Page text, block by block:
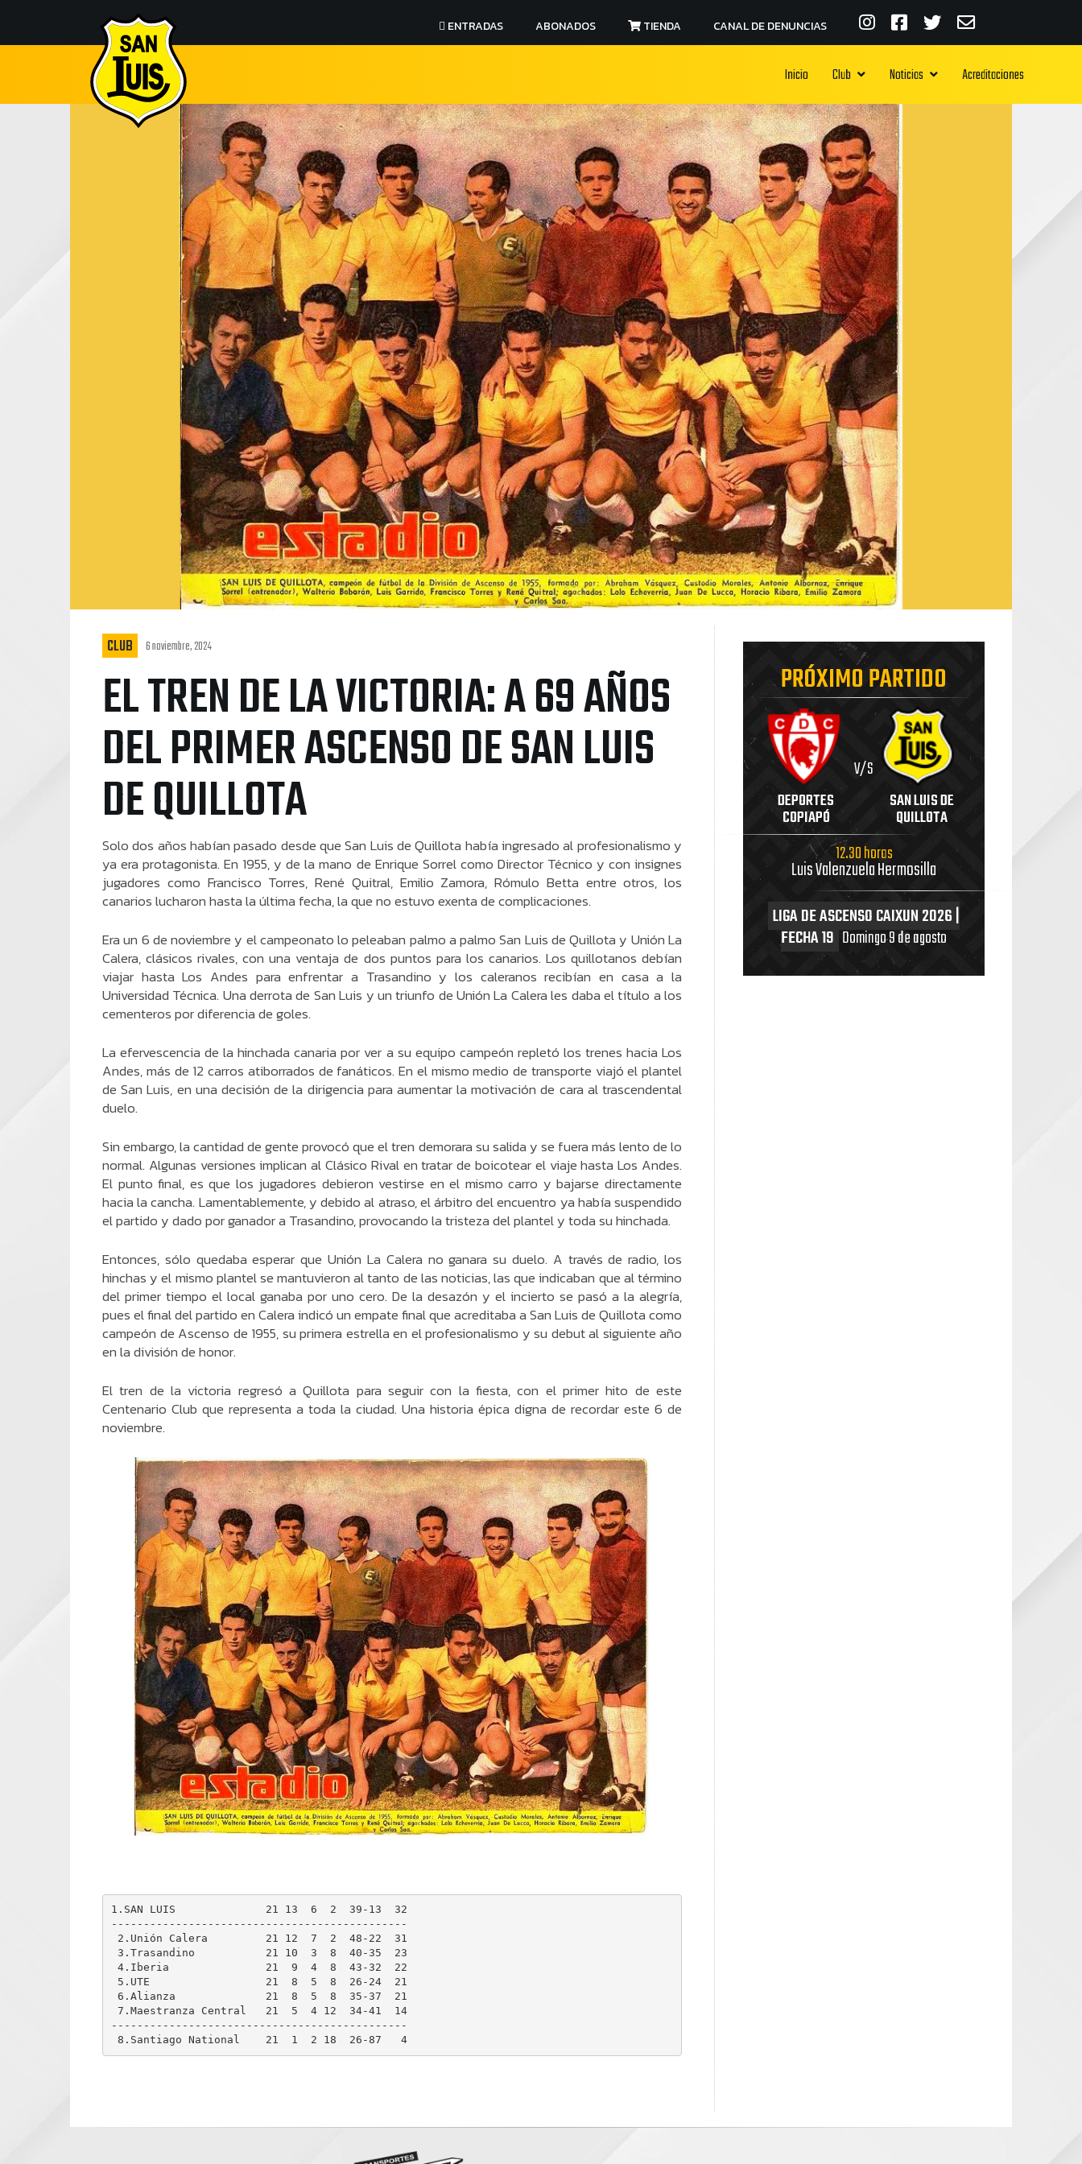
ENTRADAS ABONADOS TIENDA CANAL DE DENUNCIAS
Inicio Club Noticias Acreditaciones
CLUB 6 noviembre, 2024
EL TREN DE LA VICTORIA: A 69 AÑOS
DEL PRIMER ASCENSO DE SAN LUIS
DE QUILLOTA
Solo dos años habían pasado desde que San Luis de Quillota había ingresado al profesionalismo y
ya era protagonista. En 1955, y de la mano de Enrique Sorrel como Director Técnico y con insignes
jugadores como Francisco Torres, René Quitral, Emilio Zamora, Rómulo Betta entre otros, los
canarios lucharon hasta la última fecha, la que no estuvo exenta de complicaciones.
Era un 6 de noviembre y el campeonato lo peleaban palmo a palmo San Luis de Quillota y Unión La
Calera, clásicos rivales, con una ventaja de dos puntos para los canarios. Los quillotanos debían
viajar hasta Los Andes para enfrentar a Trasandino y los caleranos recibían en casa a la
Universidad Técnica. Una derrota de San Luis y un triunfo de Unión La Calera les daba el título a los
cementeros por diferencia de goles.
La efervescencia de la hinchada canaria por ver a su equipo campeón repletó los trenes hacia Los
Andes, más de 12 carros atiborrados de fanáticos. En el mismo medio de transporte viajó el plantel
de San Luis, en una decisión de la dirigencia para aumentar la motivación de cara al trascendental
duelo.
Sin embargo, la cantidad de gente provocó que el tren demorara su salida y se fuera más lento de lo
normal. Algunas versiones implican al Clásico Rival en tratar de boicotear el viaje hasta Los Andes.
El punto final, es que los jugadores debieron vestirse en el mismo carro y bajarse directamente
hacia la cancha. Lamentablemente, y debido al atraso, el árbitro del encuentro ya había suspendido
el partido y dado por ganador a Trasandino, provocando la tristeza del plantel y toda su hinchada.
Entonces, sólo quedaba esperar que Unión La Calera no ganara su duelo. A través de radio, los
hinchas y el mismo plantel se mantuvieron al tanto de las noticias, las que indicaban que al término
del primer tiempo el local ganaba por uno cero. De la desazón y el incierto se pasó a la alegría,
pues el final del partido en Calera indicó un empate final que acreditaba a San Luis de Quillota como
campeón de Ascenso de 1955, su primera estrella en el profesionalismo y su debut al siguiente año
en la división de honor.
El tren de la victoria regresó a Quillota para seguir con la fiesta, con el primer hito de este
Centenario Club que representa a toda la ciudad. Una historia épica digna de recordar este 6 de
noviembre.
1.SAN LUIS		21 13  6  2  39-13  32
----------------------------------------------
2.Unión Calera		21 12  7  2  48-22  31
3.Trasandino		21 10  3  8  40-35  23
4.Iberia		21  9  4  8  43-32  22
5.UTE			21  8  5  8  26-24  21
6.Alianza		21  8  5  8  35-37  21
7.Maestranza Central	21  5  4 12  34-41  14
----------------------------------------------
PRÓXIMO PARTIDO
DEPORTES
COPIAPÓ
V/S
SAN LUIS DE
QUILLOTA
12.30 horas
Luis Valenzuela Hermosilla
LIGA DE ASCENSO CAIXUN 2026 |
FECHA 19 Domingo 9 de agosto